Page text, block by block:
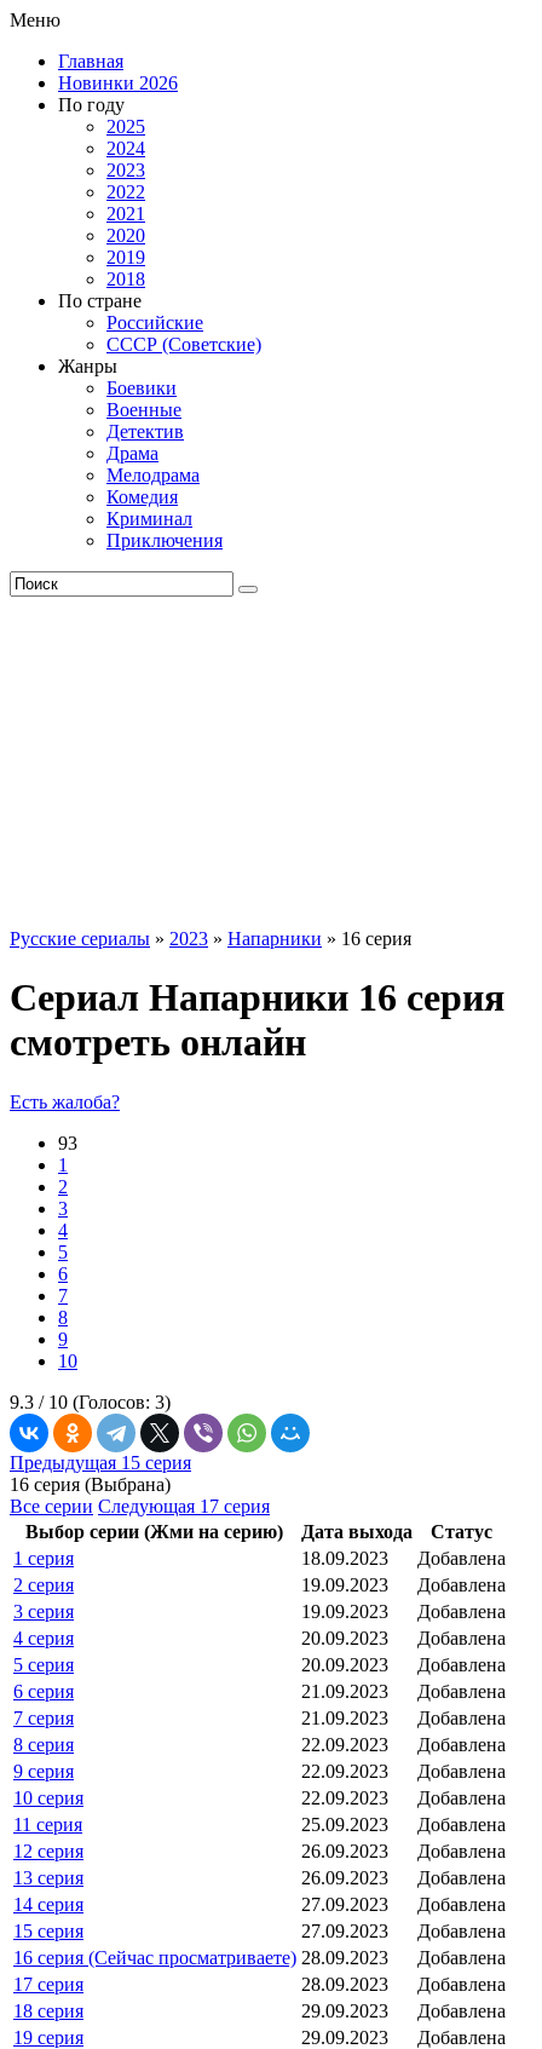
Меню
Главная
Новинки 2026
По году
2025
2024
2023
2022
2021
2020
2019
2018
По стране
Российские
СССР (Советские)
Жанры
Боевики
Военные
Детектив
Драма
Мелодрама
Комедия
Криминал
Приключения
Русские сериалы » 2023 » Напарники » 16 серия
Сериал Напарники 16 серия
смотреть онлайн
Есть жалоба?
93
1
2
3
4
5
6
7
8
9
10
9.3 / 10 (Голосов: 3)
Предыдущая 15 серия
16 серия (Выбрана)
Все серии Следующая 17 серия
Выбор серии (Жми на серию)
Дата выхода
Статус
1 серия
18.09.2023
Добавлена
2 серия
19.09.2023
Добавлена
3 серия
19.09.2023
Добавлена
4 серия
20.09.2023
Добавлена
5 серия
20.09.2023
Добавлена
6 серия
21.09.2023
Добавлена
7 серия
21.09.2023
Добавлена
8 серия
22.09.2023
Добавлена
9 серия
22.09.2023
Добавлена
10 серия
22.09.2023
Добавлена
11 серия
25.09.2023
Добавлена
12 серия
26.09.2023
Добавлена
13 серия
26.09.2023
Добавлена
14 серия
27.09.2023
Добавлена
15 серия
27.09.2023
Добавлена
16 серия (Сейчас просматриваете) 28.09.2023
Добавлена
17 серия
28.09.2023
Добавлена
18 серия
29.09.2023
Добавлена
19 серия
29.09.2023
Добавлена